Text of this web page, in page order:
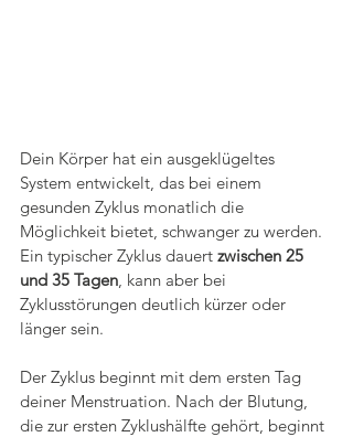
Dein Körper hat ein ausgeklügeltes
System entwickelt, das bei einem
gesunden Zyklus monatlich die
Möglichkeit bietet, schwanger zu werden.
Ein typischer Zyklus dauert zwischen 25
und 35 Tagen , kann aber bei
Zyklusstörungen deutlich kürzer oder
länger sein.
Der Zyklus beginnt mit dem ersten Tag
deiner Menstruation. Nach der Blutung,
die zur ersten Zyklushälfte gehört, beginnt